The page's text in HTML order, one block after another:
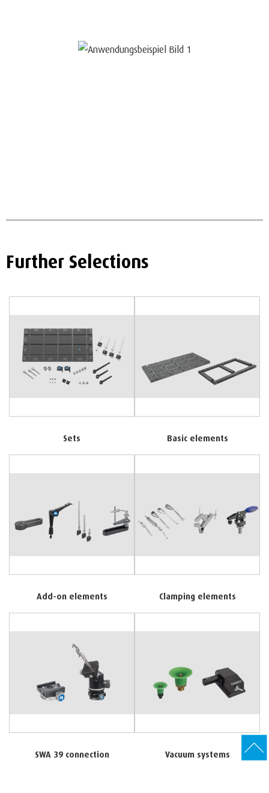
Further Selections
Sets Basic elements
Add-on elements Clamping elements
SWA 39 connection Vacuum systems